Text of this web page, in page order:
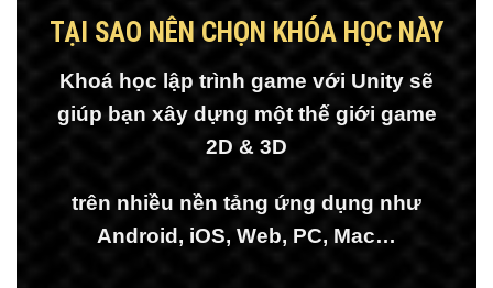
TẠI SAO NÊN CHỌN KHÓA HỌC NÀY
Khoá học lập trình game với Unity sẽ
giúp bạn xây dựng một thế giới game
2D & 3D
trên nhiều nền tảng ứng dụng như
Android, iOS, Web, PC, Mac…